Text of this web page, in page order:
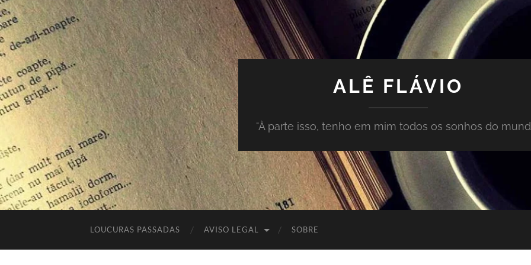
ALÊ FLÁVIO
"À parte isso, tenho em mim todos os sonhos do
LOUCURAS PASSADAS AVISO LEGAL SOBRE